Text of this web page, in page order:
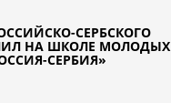
СЕРБСКОГО
НА ШКОЛЕ МОЛОДЫХ
СЕРБИЯ»